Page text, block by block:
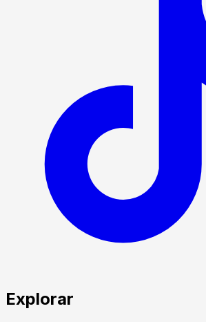
Explorar